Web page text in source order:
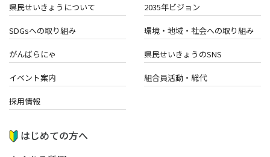
県民せいきょうについて 2035年ビジョン
SDGsへの取り組み 環境・地域・ 社会への取り組み
がんばらにゃ 県民せいきょうのSNS
イベント案内 組合員活動・総代
採用情報
はじめての方へ